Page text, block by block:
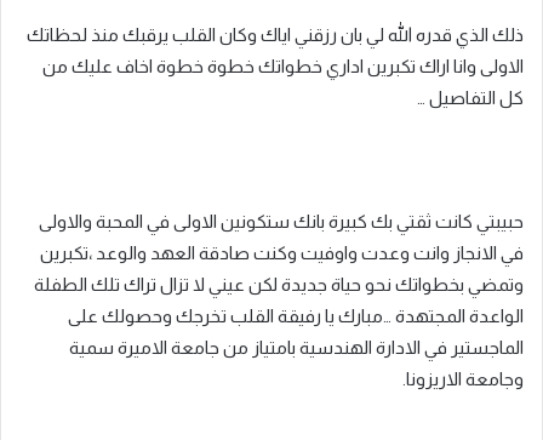
ذلك الذي قدره الله لي بان رزقني اياك وكان القلب يرقبك منذ لحظاتك
الاولى وانا اراك تكبرين اداري خطواتك خطوة خطوة اخاف عليك من
كل التفاصيل …
حبيبتي كانت ثقتي بك كبيرة بانك ستكونين الاولى في المحبة والاولى
في الانجاز وانت وعدت واوفيت وكنت صادقة العهد والوعد ،تكبرين
وتمضي بخطواتك نحو حياة جديدة لكن عيني لا تزال تراك تلك الطفلة
الواعدة المجتهدة …مبارك يا رفيقة القلب تخرجك وحصولك على
الماجستير في الادارة الهندسية بامتياز من جامعة الاميرة سمية
وجامعة الاريزونا.